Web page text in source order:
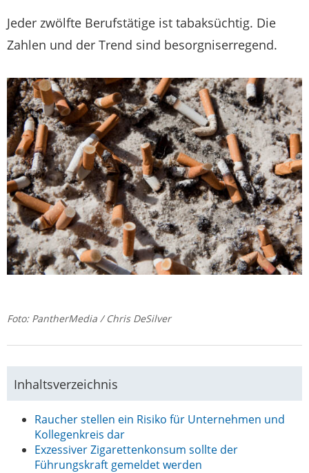
Jeder zwölfte Berufstätige ist tabaksüchtig. Die
Zahlen und der Trend sind besorgniserregend.
Foto: PantherMedia / Chris DeSilver
Inhaltsverzeichnis
Raucher stellen ein Risiko für Unternehmen und
Kollegenkreis dar
Exzessiver Zigarettenkonsum sollte der
Führungskraft gemeldet werden